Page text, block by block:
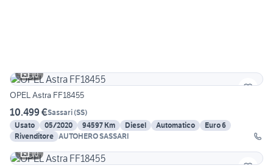
10
OPEL Astra FF18455
10.499 €Sassari(SS)
Usato
05/2020 94597 Km Diesel Automatico
Euro 6
Rivenditore AUTOHERO SASSARI
10